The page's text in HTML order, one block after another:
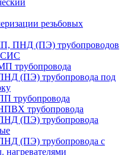
резьбовых
ПНД (ПЭ) трубопроводов
трубопровода
(ПЭ) трубопровода под
трубопровода
трубопровода
(ПЭ) трубопровода
(ПЭ) трубопровода с
нагревателями